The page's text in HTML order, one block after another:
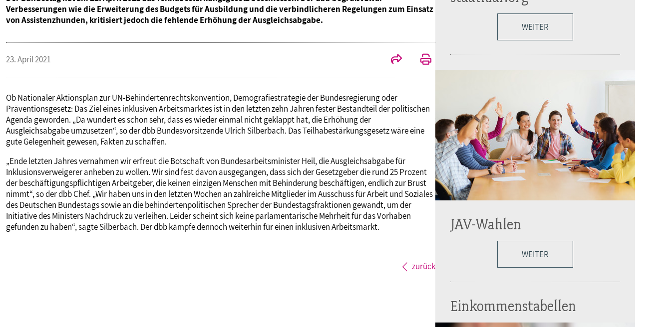
Verbesserungen wie die Erweiterung des Budgets für Ausbildung und die verbindlicheren Regelungen zum Einsatz
von Assistenzhunden, kritisiert jedoch die fehlende Erhöhung der Ausgleichsabgabe.
23. April 2021
Ob Nationaler Aktionsplan zur UN-Behindertenrechtskonvention, Demografiestrategie der Bundesregierung oder
Präventionsgesetz: Das Ziel eines inklusiven Arbeitsmarktes ist in den letzten zehn Jahren fester Bestandteil der politischen
Agenda geworden. „Da wundert es schon sehr, dass es wieder einmal nicht geklappt hat, die Erhöhung der
Ausgleichsabgabe umzusetzen“, so der dbb Bundesvorsitzende Ulrich Silberbach. Das Teilhabestärkungsgesetz wäre eine
gute Gelegenheit gewesen, Fakten zu schaffen.
„Ende letzten Jahres vernahmen wir erfreut die Botschaft von Bundesarbeitsminister Heil, die Ausgleichsabgabe für
Inklusionsverweigerer anheben zu wollen. Wir sind fest davon ausgegangen, dass sich der Gesetzgeber die rund 25 Prozent
der beschäftigungspflichtigen Arbeitgeber, die keinen einzigen Menschen mit Behinderung beschäftigen, endlich zur Brust
nimmt“, so der dbb Chef. „Wir haben uns in den letzten Wochen an zahlreiche Mitglieder im Ausschuss für Arbeit und Soziales
des Deutschen Bundestags sowie an die behindertenpolitischen Sprecher der Bundestagsfraktionen gewandt, um der
Initiative des Ministers Nachdruck zu verleihen. Leider scheint sich keine parlamentarische Mehrheit für das Vorhaben
gefunden zu haben“, sagte Silberbach. Der dbb kämpfe dennoch weiterhin für einen inklusiven Arbeitsmarkt.
zurück
WEITER
JAV-Wahlen
WEITER
Einkommenstabellen